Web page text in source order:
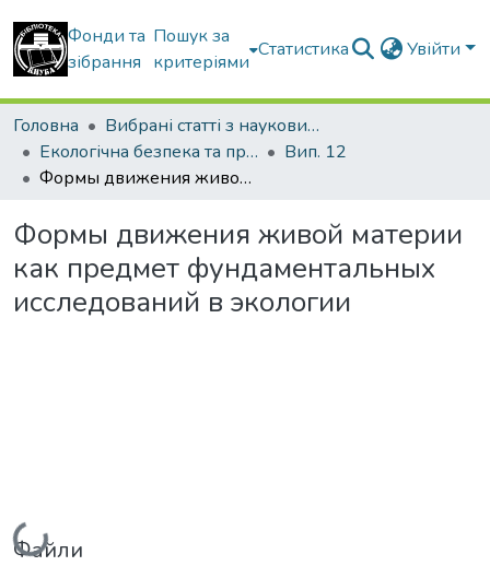
Фонди та
зібрання
Пошук за
критеріями
Статистика Увійти
Головна
Вибрані статті з наукових збірників КНУБА
Екологічна безпека та природокористування
Вип. 12
Формы движения живой материи как предмет фундаментальных исследований в экологии
Формы движения живой материи
как предмет фундаментальных
исследований в экологии
Вантажиться...
Файли